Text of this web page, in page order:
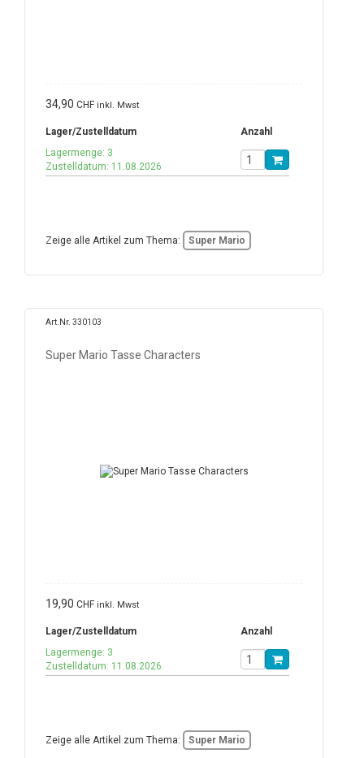
34,90 CHF inkl. Mwst
Lager/Zustelldatum
Anzahl
Lagermenge: 3
Zustelldatum: 11.08.2026
Zeige alle Artikel zum Thema: Super Mario
Art.Nr. 330103
Super Mario Tasse Characters
19,90 CHF inkl. Mwst
Lager/Zustelldatum
Anzahl
Lagermenge: 3
Zustelldatum: 11.08.2026
Zeige alle Artikel zum Thema: Super Mario